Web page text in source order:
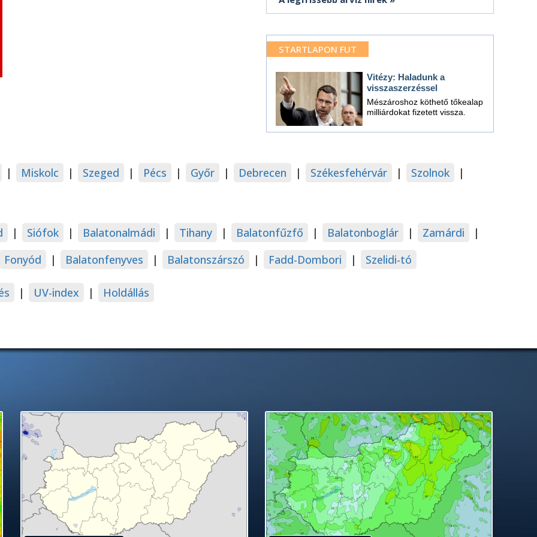
STARTLAPON FUT
Vitézy: Haladunk a
visszaszerzéssel
Mészároshoz köthető tőkealap
milliárdokat fizetett vissza.
| Miskolc | Szeged | Pécs | Győr | Debrecen | Székesfehérvár | Szolnok
|
| Siófok | Balatonalmádi | Tihany | Balatonfűzfő | Balatonboglár | Zamárdi
|
Fonyód | Balatonfenyves | Balatonszárszó | Fadd-Dombori | Szelidi-tó
| UV-index | Holdállás